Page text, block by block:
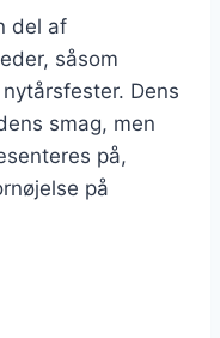
del af
såsom
Dens
smag, men
på,
på